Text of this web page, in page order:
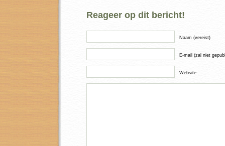
Reageer op dit bericht!
Naam (vereist)
E-mail (zal niet
Website